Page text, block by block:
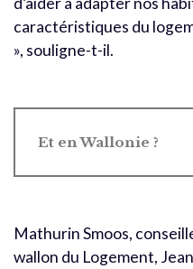
caractéristiques du
», souligne-t-il.
Et en Wallonie ?
Mathurin Smoos,
wallon du Logement,